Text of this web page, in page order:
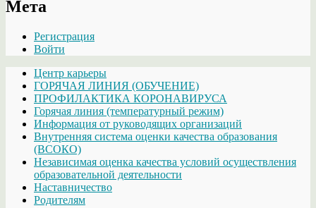
Мета
Регистрация
Войти
Центр карьеры
ГОРЯЧАЯ ЛИНИЯ (ОБУЧЕНИЕ)
ПРОФИЛАКТИКА КОРОНАВИРУСА
Горячая линия (температурный режим)
Информация от руководящих организаций
Внутренняя система оценки качества образования
(ВСОКО)
Независимая оценка качества условий осуществления
образовательной деятельности
Наставничество
Родителям